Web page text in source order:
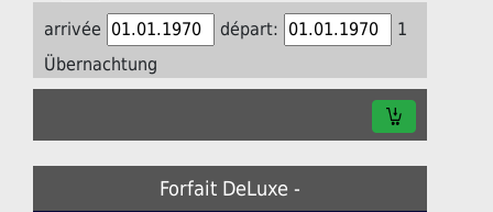
arrivée départ:
1
Übernachtung
Forfait DeLuxe -